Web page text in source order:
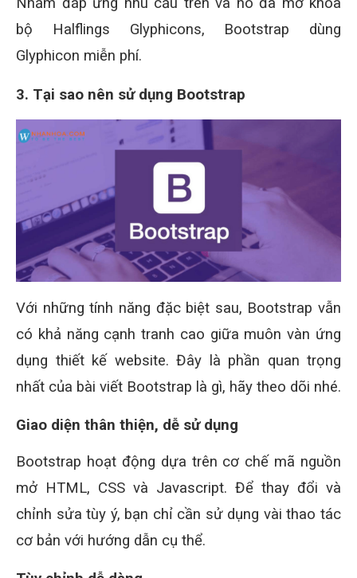
bộ Halflings Glyphicons, Bootstrap dùng
Glyphicon miễn phí.
3. Tại sao nên sử dụng Bootstrap
Với những tính năng đặc biệt sau, Bootstrap vẫn
có khả năng cạnh tranh cao giữa muôn vàn ứng
dụng thiết kế website. Đây là phần quan trọng
nhất của bài viết Bootstrap là gì, hãy theo dõi nhé.
Giao diện thân thiện, dễ sử dụng
Bootstrap hoạt động dựa trên cơ chế mã nguồn
mở HTML, CSS và Javascript. Để thay đổi và
chỉnh sửa tùy ý, bạn chỉ cần sử dụng vài thao tác
cơ bản với hướng dẫn cụ thể.